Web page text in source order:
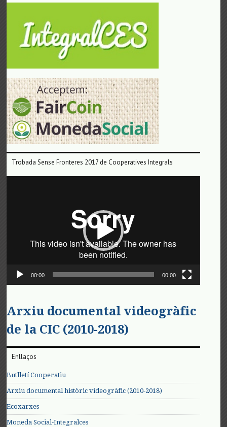
Trobada Sense Fronteres 2017 de Cooperatives Integrals
00:00 00:00
Arxiu documental videogràfic
de la CIC (2010-2018)
Enllaços
Butlletí Cooperatiu
Arxiu documental històric videogràfic (2010-2018)
Ecoxarxes
Moneda Social-Integralces